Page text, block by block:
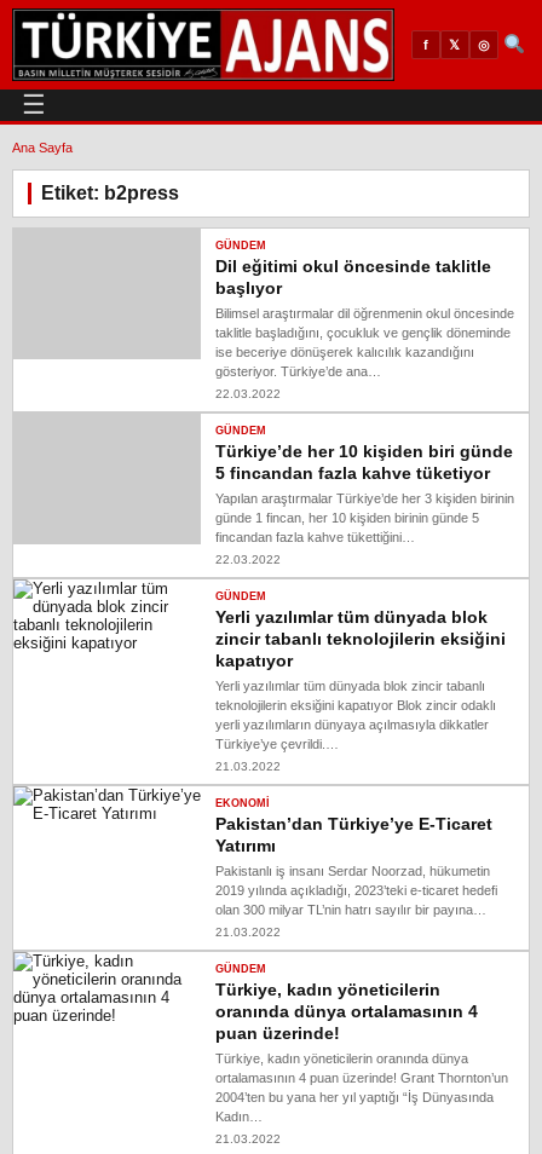
f 𝕏 ◎
☰
Ana Sayfa
Etiket: b2press
GÜNDEM
Dil eğitimi okul öncesinde taklitle
başlıyor
Bilimsel araştırmalar dil öğrenmenin okul öncesinde
taklitle başladığını, çocukluk ve gençlik döneminde
ise beceriye dönüşerek kalıcılık kazandığını
gösteriyor. Türkiye’de ana…
22.03.2022
GÜNDEM
Türkiye’de her 10 kişiden biri günde
5 fincandan fazla kahve tüketiyor
Yapılan araştırmalar Türkiye’de her 3 kişiden birinin
günde 1 fincan, her 10 kişiden birinin günde 5
fincandan fazla kahve tükettiğini…
22.03.2022
GÜNDEM
Yerli yazılımlar tüm dünyada blok
zincir tabanlı teknolojilerin eksiğini
kapatıyor
Yerli yazılımlar tüm dünyada blok zincir tabanlı
teknolojilerin eksiğini kapatıyor Blok zincir odaklı
yerli yazılımların dünyaya açılmasıyla dikkatler
Türkiye’ye çevrildi.…
21.03.2022
EKONOMI
Pakistan’dan Türkiye’ye E-Ticaret
Yatırımı
Pakistanlı iş insanı Serdar Noorzad, hükumetin
2019 yılında açıkladığı, 2023’teki e-ticaret hedefi
olan 300 milyar TL’nin hatrı sayılır bir payına…
21.03.2022
GÜNDEM
Türkiye, kadın yöneticilerin
oranında dünya ortalamasının 4
puan üzerinde!
Türkiye, kadın yöneticilerin oranında dünya
ortalamasının 4 puan üzerinde! Grant Thornton’un
2004’ten bu yana her yıl yaptığı “İş Dünyasında
Kadın…
21.03.2022